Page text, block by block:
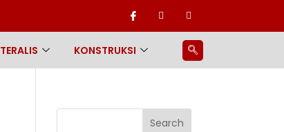
TERALIS KONSTRUKSI